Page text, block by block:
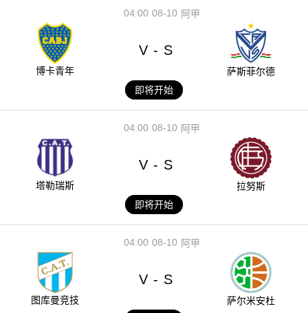
08-10
04:00 阿甲
博卡青年
V - S
萨斯菲尔德
即将开始
08-10
04:00 阿甲
塔勒瑞斯
V - S
拉努斯
即将开始
08-10
04:00 阿甲
图库曼竞技
V - S
萨尔米安杜